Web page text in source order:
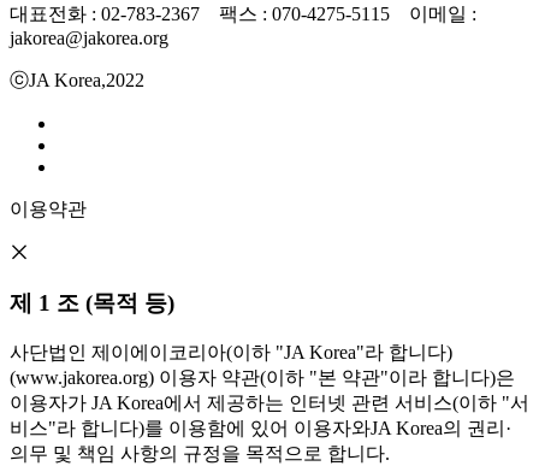
대표전화 : 02-783-2367 팩스 : 070-4275-5115 이메일 :
jakorea@jakorea.org
ⓒJA Korea,2022
이용약관
제 1 조 (목적 등)
사단법인 제이에이코리아(이하 "JA Korea"라 합니다)
(www.jakorea.org) 이용자 약관(이하 "본 약관"이라 합니다)은
이용자가 JA Korea에서 제공하는 인터넷 관련 서비스(이하 "서
비스"라 합니다)를 이용함에 있어 이용자와JA Korea의 권리·
의무 및 책임 사항의 규정을 목적으로 합니다.